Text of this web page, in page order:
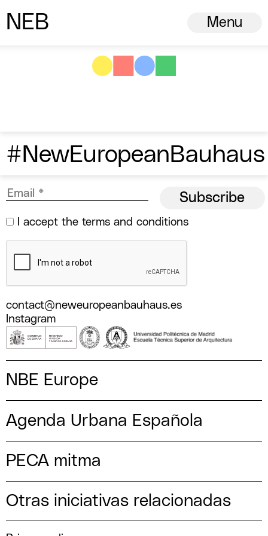
N ew
European
B Menu
#NewEuropeanBauhaus
I accept the terms and conditions
contact@neweuropeanbauhaus.es
Instagram
NBE Europe
Agenda Urbana Española
PECA mitma
Otras iniciativas relacionadas